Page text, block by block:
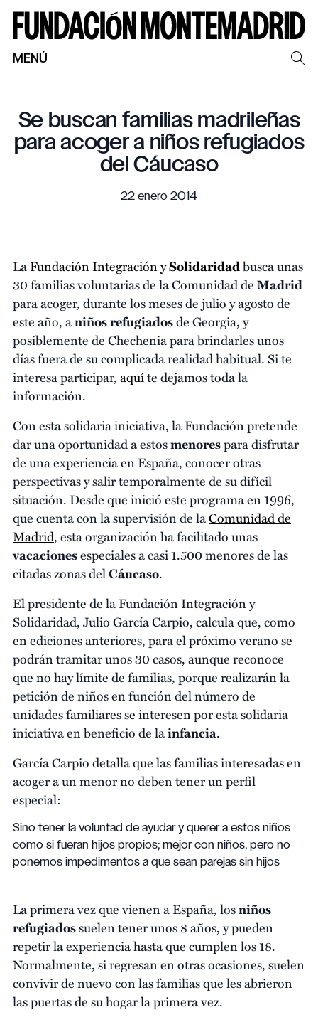
MENÚ
Se buscan familias madrileñas
para acoger a niños refugiados
del Cáucaso
22 enero 2014
LaFundación Integración ySolidaridadbusca unas
30 familias voluntarias de la Comunidad deMadrid
para acoger, durante los meses de julio y agosto de
este año, aniños refugiadosde Georgia, y
posiblemente de Chechenia para brindarles unos
días fuera de su complicada realidad habitual. Si te
interesa participar,aquíte dejamos toda la
información.
Con esta solidaria iniciativa, la Fundación pretende
dar una oportunidad a estosmenorespara disfrutar
de una experiencia en España, conocer otras
perspectivas y salir temporalmente de su difícil
situación. Desde que inició este programa en 1996,
que cuenta con la supervisión de laComunidad de
Madrid, esta organización ha facilitado unas
vacacionesespeciales a casi 1.500 menores de las
citadas zonas delCáucaso.
El presidente de la Fundación Integración y
Solidaridad, Julio García Carpio, calcula que, como
en ediciones anteriores, para el próximo verano se
podrán tramitar unos 30 casos, aunque reconoce
que no hay límite de familias, porque realizarán la
petición de niños en función del número de
unidades familiares se interesen por esta solidaria
iniciativa en beneficio de lainfancia.
García Carpio detalla que las familias interesadas en
acoger a un menor no deben tener un perfil
especial:
Sino tener la voluntad de ayudar y querer a estos niños
como si fueran hijos propios; mejor con niños, pero no
ponemos impedimentos a que sean parejas sin hijos
La primera vez que vienen a España, losniños
refugiadossuelen tener unos 8 años, y pueden
repetir la experiencia hasta que cumplen los 18.
Normalmente, si regresan en otras ocasiones, suelen
convivir de nuevo con las familias que les abrieron
las puertas de su hogar la primera vez.